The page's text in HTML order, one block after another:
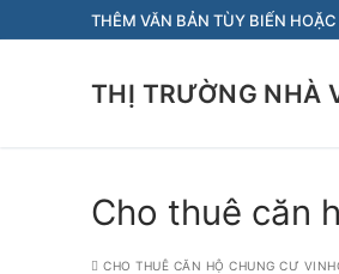
đến
THÊM VĂN BẢN TÙY BIẾN
THỊ TRƯỜNG NHÀ
Cho thuê căn
CHO THUÊ CĂN HỘ CHUNG CƯ